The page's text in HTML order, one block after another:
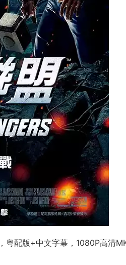
粤配版+中文字幕，1080P高清